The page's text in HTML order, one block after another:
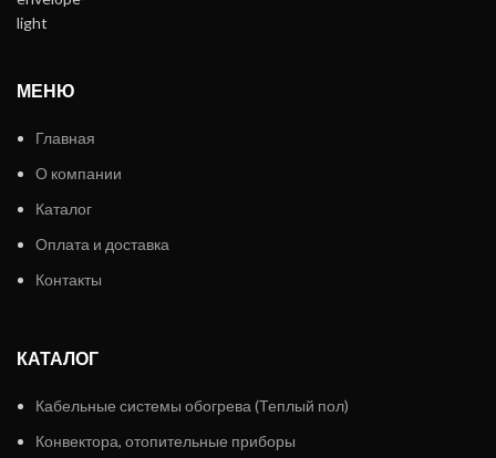
МЕНЮ
Главная
О компании
Каталог
Оплата и доставка
Контакты
КАТАЛОГ
Кабельные системы обогрева (Теплый пол)
Конвектора, отопительные приборы